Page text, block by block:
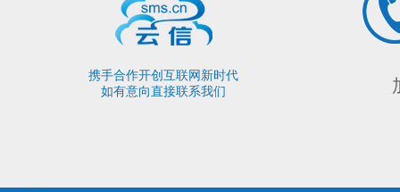
携手合作开创互联网新时代